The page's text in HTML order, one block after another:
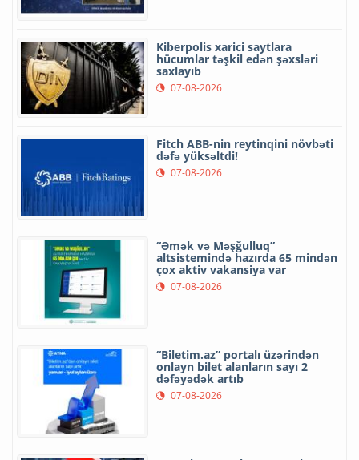
Kiberpolis xarici saytlara
hücumlar təşkil edən şəxsləri
saxlayıb
07-08-2026
Fitch ABB-nin reytinqini növbəti
dəfə yüksəltdi!
07-08-2026
“Əmək və Məşğulluq”
altsistemində hazırda 65 mindən
çox aktiv vakansiya var
07-08-2026
“Biletim.az” portalı üzərindən
onlayn bilet alanların sayı 2
dəfəyədək artıb
07-08-2026